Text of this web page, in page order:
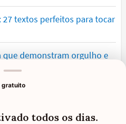
textos perfeitos para tocar
que demonstram orgulho e
com mensagens de
gratuito
todos os dias.